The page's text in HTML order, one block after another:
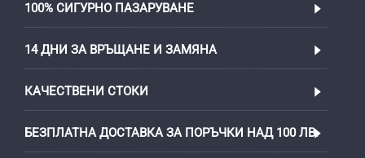
100% СИГУРНО ПАЗАРУВАНЕ
14 ДНИ ЗА ВРЪЩАНЕ И ЗАМЯНА
КАЧЕСТВЕНИ СТОКИ
БЕЗПЛАТНА ДОСТАВКА ЗА ПОРЪЧКИ НАД 100 ЛВ.